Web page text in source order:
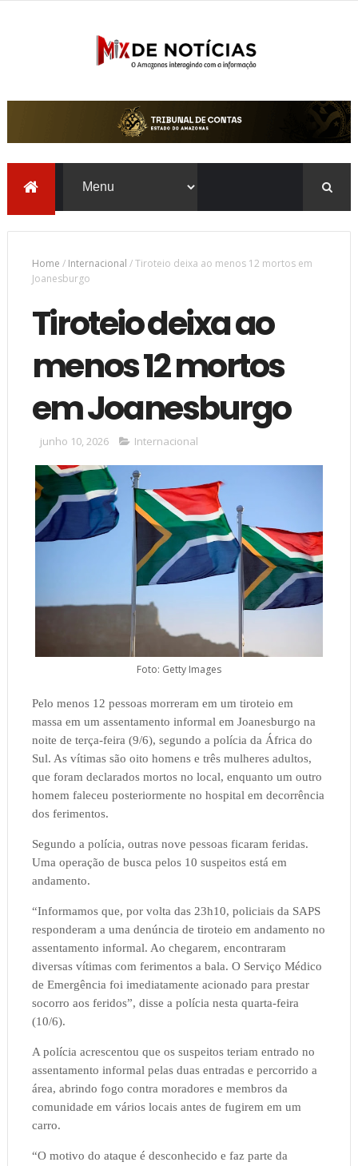
Home / Internacional /Tiroteio deixa ao menos 12 mortos em
Joanesburgo
Tiroteio deixa ao
menos 12 mortos
em Joanesburgo
junho 10, 2026 Internacional
Foto: Getty Images
Pelo menos 12 pessoas morreram em um tiroteio em
massa em um assentamento informal em Joanesburgo na
noite de terça-feira (9/6), segundo a polícia da África do
Sul. As vítimas são oito homens e três mulheres adultos,
que foram declarados mortos no local, enquanto um outro
homem faleceu posteriormente no hospital em decorrência
dos ferimentos.
Segundo a polícia, outras nove pessoas ficaram feridas.
Uma operação de busca pelos 10 suspeitos está em
andamento.
“Informamos que, por volta das 23h10, policiais da SAPS
responderam a uma denúncia de tiroteio em andamento no
assentamento informal. Ao chegarem, encontraram
diversas vítimas com ferimentos a bala. O Serviço Médico
de Emergência foi imediatamente acionado para prestar
socorro aos feridos”, disse a polícia nesta quarta-feira
(10/6).
A polícia acrescentou que os suspeitos teriam entrado no
assentamento informal pelas duas entradas e percorrido a
área, abrindo fogo contra moradores e membros da
comunidade em vários locais antes de fugirem em um
carro.
“O motivo do ataque é desconhecido e faz parte da